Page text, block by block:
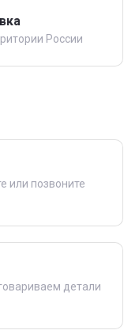
России
или позвоните
детали